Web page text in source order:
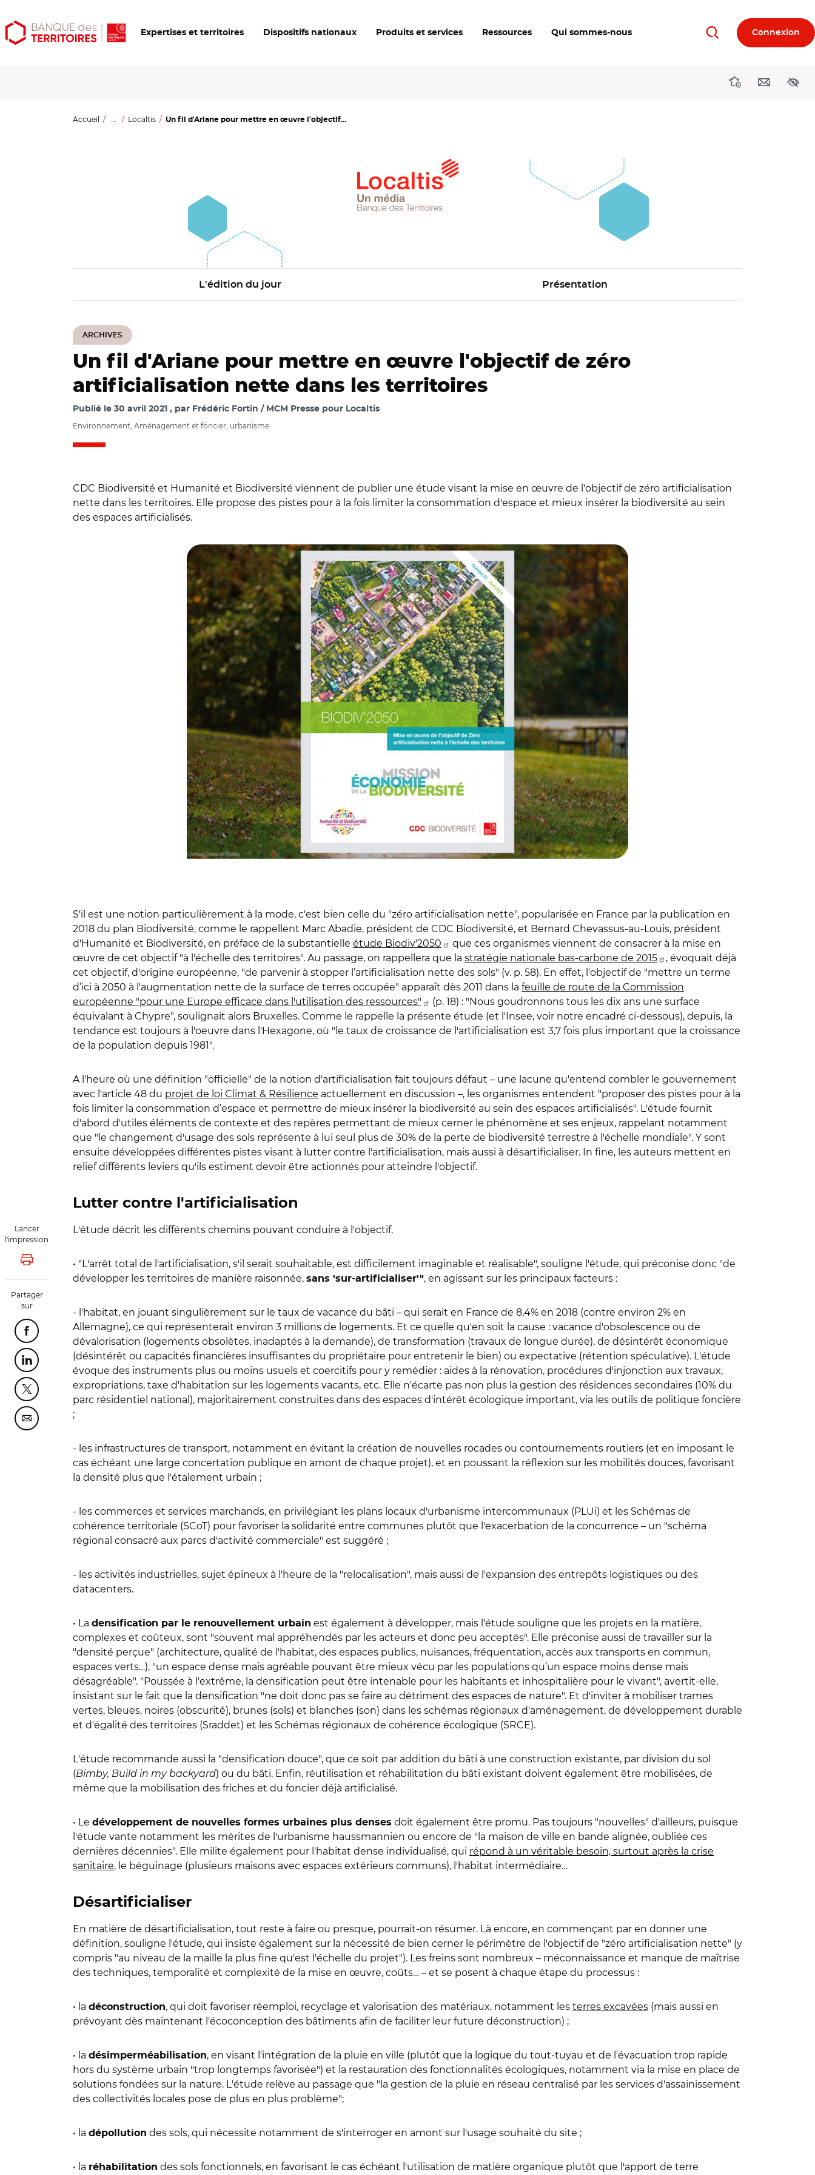
Aller
au
Aller
au
Ouvrir
les
Expertises et territoires Dispositifs nationaux Produits et services Ressources Qui sommes-nous RechercherConnexion
DirectionsContact
Accueil ... Localtis Un fil d'Ariane pour mettre en œuvre l'objectif...
L'édition du jour Présentation
ARCHIVES
Lancer
l'impression
Lancer l'impression
Partager
sur
Partager cette page sur Facebook
Partager cette page sur Linkedin
Partager cette page sur Twitter
Partager cette page sur Courriel
Un fil d'Ariane pour mettre en œuvre l'objectif de zéro
artificialisation nette dans les territoires
Publié le 30 avril 2021 par Frédéric Fortin / MCM Presse pour Localtis
Environnement, Aménagement et foncier, urbanisme
CDC Biodiversité et Humanité et Biodiversité viennent de publier une étude visant la mise en œuvre de l'objectif de zéro artificialisation
nette dans les territoires. Elle propose des pistes pour à la fois limiter la consommation d'espace et mieux insérer la biodiversité au sein
des espaces artificialisés.
S'il est une notion particulièrement à la mode, c'est bien celle du "zéro artificialisation nette", popularisée en France par la publication en
2018 du plan Biodiversité, comme le rappellent Marc Abadie, président de CDC Biodiversité, et Bernard Chevassus-au-Louis, président
d'Humanité et Biodiversité, en préface de la substantielle étude Biodiv'2050
que ces organismes viennent de consacrer à la mise en
œuvre de cet objectif "à l'échelle des territoires". Au passage, on rappellera que la stratégie nationale bas-carbone de 2015
, évoquait déjà
cet objectif, d'origine européenne, "de parvenir à stopper l’artificialisation nette des sols" (v. p. 58). En effet, l'objectif de "mettre un terme
d’ici à 2050 à l'augmentation nette de la surface de terres occupée" apparaît dès 2011 dans la feuille de route de la Commission
européenne "pour une Europe efficace dans l'utilisation des ressources"
(p. 18) : "Nous goudronnons tous les dix ans une surface
équivalant à Chypre", soulignait alors Bruxelles. Comme le rappelle la présente étude (et l'Insee, voir notre encadré ci-dessous), depuis, la
tendance est toujours à l'oeuvre dans l'Hexagone, où "le taux de croissance de l'artificialisation est 3,7 fois plus important que la croissance
de la population depuis 1981".
A l'heure où une définition "officielle" de la notion d'artificialisation fait toujours défaut – une lacune qu'entend combler le gouvernement
avec l'article 48 du projet de loi Climat & Résilience actuellement en discussion –, les organismes entendent "proposer des pistes pour à la
fois limiter la consommation d’espace et permettre de mieux insérer la biodiversité au sein des espaces artificialisés". L'étude fournit
d'abord d'utiles éléments de contexte et des repères permettant de mieux cerner le phénomène et ses enjeux, rappelant notamment
que "le changement d'usage des sols représente à lui seul plus de 30% de la perte de biodiversité terrestre à l'échelle mondiale". Y sont
ensuite développées différentes pistes visant à lutter contre l'artificialisation, mais aussi à désartificialiser. In fine, les auteurs mettent en
relief différents leviers qu'ils estiment devoir être actionnés pour atteindre l'objectif.
Lutter contre l'artificialisation
L'étude décrit les différents chemins pouvant conduire à l'objectif.
• "L'arrêt total de l'artificialisation, s'il serait souhaitable, est difficilement imaginable et réalisable", souligne l'étude, qui préconise donc "de
développer les territoires de manière raisonnée, sans 'sur-artificialiser'", en agissant sur les principaux facteurs :
- l'habitat, en jouant singulièrement sur le taux de vacance du bâti – qui serait en France de 8,4% en 2018 (contre environ 2% en
Allemagne), ce qui représenterait environ 3 millions de logements. Et ce quelle qu'en soit la cause : vacance d'obsolescence ou de
dévalorisation (logements obsolètes, inadaptés à la demande), de transformation (travaux de longue durée), de désintérêt économique
(désintérêt ou capacités financières insuffisantes du propriétaire pour entretenir le bien) ou expectative (rétention spéculative). L'étude
évoque des instruments plus ou moins usuels et coercitifs pour y remédier : aides à la rénovation, procédures d'injonction aux travaux,
expropriations, taxe d'habitation sur les logements vacants, etc. Elle n'écarte pas non plus la gestion des résidences secondaires (10% du
parc résidentiel national), majoritairement construites dans des espaces d'intérêt écologique important, via les outils de politique foncière
;
- les infrastructures de transport, notamment en évitant la création de nouvelles rocades ou contournements routiers (et en imposant le
cas échéant une large concertation publique en amont de chaque projet), et en poussant la réflexion sur les mobilités douces, favorisant
la densité plus que l'étalement urbain ;
- les commerces et services marchands, en privilégiant les plans locaux d'urbanisme intercommunaux (PLUi) et les Schémas de
cohérence territoriale (SCoT) pour favoriser la solidarité entre communes plutôt que l'exacerbation de la concurrence – un "schéma
régional consacré aux parcs d'activité commerciale" est suggéré ;
- les activités industrielles, sujet épineux à l'heure de la "relocalisation", mais aussi de l'expansion des entrepôts logistiques ou des
datacenters.
• La densification par le renouvellement urbain est également à développer, mais l'étude souligne que les projets en la matière,
complexes et coûteux, sont "souvent mal appréhendés par les acteurs et donc peu acceptés". Elle préconise aussi de travailler sur la
"densité perçue" (architecture, qualité de l'habitat, des espaces publics, nuisances, fréquentation, accès aux transports en commun,
espaces verts…), "un espace dense mais agréable pouvant être mieux vécu par les populations qu’un espace moins dense mais
désagréable". "Poussée à l'extrême, la densification peut être intenable pour les habitants et inhospitalière pour le vivant", avertit-elle,
insistant sur le fait que la densification "ne doit donc pas se faire au détriment des espaces de nature". Et d'inviter à mobiliser trames
vertes, bleues, noires (obscurité), brunes (sols) et blanches (son) dans les schémas régionaux d'aménagement, de développement durable
et d'égalité des territoires (Sraddet) et les Schémas régionaux de cohérence écologique (SRCE).
L'étude recommande aussi la "densification douce", que ce soit par addition du bâti à une construction existante, par division du sol
(Bimby, Build in my backyard) ou du bâti. Enfin, réutilisation et réhabilitation du bâti existant doivent également être mobilisées, de
même que la mobilisation des friches et du foncier déjà artificialisé.
• Le développement de nouvelles formes urbaines plus denses doit également être promu. Pas toujours "nouvelles" d'ailleurs, puisque
l'étude vante notamment les mérites de l'urbanisme haussmannien ou encore de "la maison de ville en bande alignée, oubliée ces
dernières décennies". Elle milite également pour l'habitat dense individualisé, qui répond à un véritable besoin, surtout après la crise
sanitaire, le béguinage (plusieurs maisons avec espaces extérieurs communs), l'habitat intermédiaire…
Désartificialiser
En matière de désartificialisation, tout reste à faire ou presque, pourrait-on résumer. Là encore, en commençant par en donner une
définition, souligne l'étude, qui insiste également sur la nécessité de bien cerner le périmètre de l'objectif de "zéro artificialisation nette" (y
compris "au niveau de la maille la plus fine qu'est l'échelle du projet"). Les freins sont nombreux – méconnaissance et manque de maîtrise
des techniques, temporalité et complexité de la mise en œuvre, coûts… – et se posent à chaque étape du processus :
• la déconstruction, qui doit favoriser réemploi, recyclage et valorisation des matériaux, notamment les terres excavées (mais aussi en
prévoyant dès maintenant l'écoconception des bâtiments afin de faciliter leur future déconstruction) ;
• la désimperméabilisation, en visant l'intégration de la pluie en ville (plutôt que la logique du tout-tuyau et de l'évacuation trop rapide
hors du système urbain "trop longtemps favorisée") et la restauration des fonctionnalités écologiques, notamment via la mise en place de
solutions fondées sur la nature. L'étude relève au passage que "la gestion de la pluie en réseau centralisé par les services d'assainissement
des collectivités locales pose de plus en plus problème";
• la dépollution des sols, qui nécessite notamment de s'interroger en amont sur l'usage souhaité du site ;
• la réhabilitation des sols fonctionnels, en favorisant le cas échéant l'utilisation de matière organique plutôt que l'apport de terre